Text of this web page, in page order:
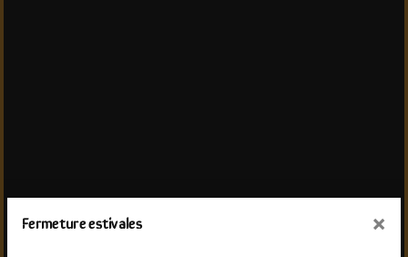
Fermeture estivales ×